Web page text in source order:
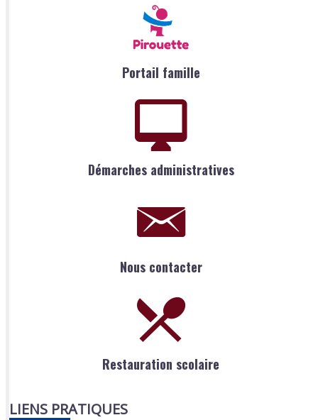
Portail famille
Démarches administratives
Nous contacter
Restauration scolaire
LIENS PRATIQUES